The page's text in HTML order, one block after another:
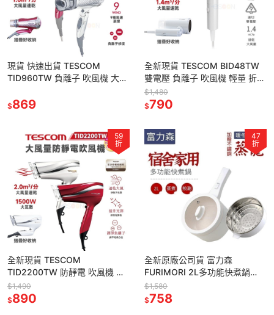
現貨 快速出貨 TESCOM
TID960TW 負離子 吹風機 大風
速乾 一年保固 吹風機
$869
全新現貨 TESCOM BID48TW
雙電壓 負離子 吹風機 輕量 折疊
式 原廠貨 一年保固 吹風機 國際
電壓 旅用
$1,480
$790
59
折
全新現貨 TESCOM
TID2200TW 防靜電 吹風機 大
風量 輕巧便攜 可折疊 原廠貨 一
年保固 吹風機 保濕
$1,490
$890
47
折
全新原廠公司貨 富力森
FURIMORI 2L多功能快煮鍋
【附蒸籠】FU-EH217W 快煮鍋
電火鍋 不沾鍋 宿舍必備
$1,580
$758